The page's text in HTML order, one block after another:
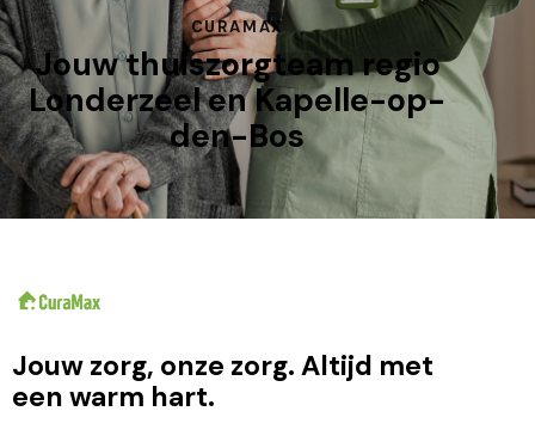
CURAMAX
Jouw thuiszorgteam regio
Londerzeel en Kapelle-op-
den-Bos
Jouw zorg, onze zorg. Altijd met
een warm hart.